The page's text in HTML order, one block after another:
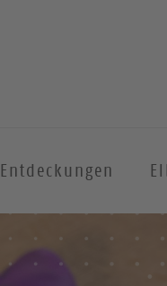
Entdeckungen